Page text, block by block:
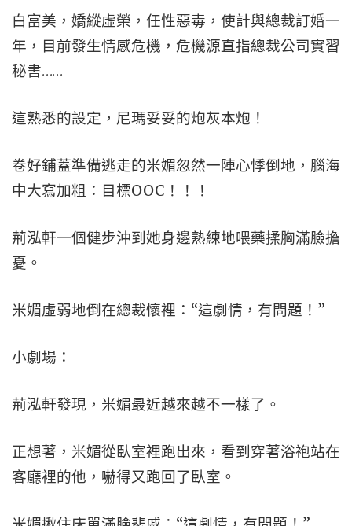
白富美，嬌縱虛榮，任性惡毒，使計與總裁訂婚一
年，目前發生情感危機，危機源直指總裁公司實習
秘書……
這熟悉的設定，尼瑪妥妥的炮灰本炮！
卷好鋪蓋準備逃走的米媚忽然一陣心悸倒地，腦海
中大寫加粗：目標OOC！！！
荊泓軒一個健步沖到她身邊熟練地喂藥揉胸滿臉擔
憂。
米媚虛弱地倒在總裁懷裡：“這劇情，有問題！”
小劇場：
荊泓軒發現，米媚最近越來越不一樣了。
正想著，米媚從臥室裡跑出來，看到穿著浴袍站在
客廳裡的他，嚇得又跑回了臥室。